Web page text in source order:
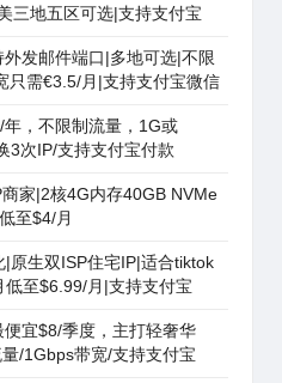
三地五区可选|支持支付宝
外发邮件端口|多地可选|不限
只需€3.5/月|支持支付宝微信
年，不限制流量，1G或
3次IP/支持支付宝付款
商家|2核4G内存40GB NVMe
至$4/月
|原生双ISP住宅IP|适合tiktok
至$6.99/月|支持支付宝
便宜$8/季度，主打轻奢华
/1Gbps带宽/支持支付宝